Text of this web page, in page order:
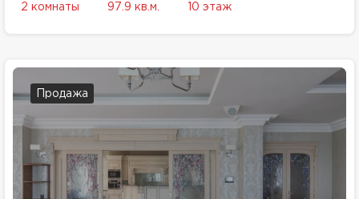
2 комнаты 97.9 кв.м. 10 этаж
Продажа